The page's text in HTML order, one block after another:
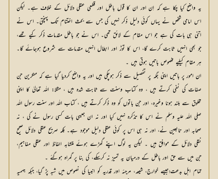
یہ واضح کیا چکا ہے کہ اِن اور ان کا قول باطل اور قطعی عقلی دلائل کے خلاف ہے۔ لیکن
اس امامی شخص نے یہاں کوئی دلیل ذکر نہیں کی جس سے بحث اختتام تک پہنچتی۔ اس نے
اتنی ہی بات کی ہے جو اس مقام کے لائق تھی۔ اس نے جو باطل مقدمات ذکر کیے تھے،
جو بھی انہیں ثابت کرے گا، اس کا توڑ اور ابطال انہیں مقدمات سے شروع ہوجائے گا۔
ہر مقام کیلیے مخصوص باتیں ہوتی ہیں ۔
ان امور پر باتیں اپنی جگہ پر تفصیل سے ذکر ہوچکی ہیں اور یہ واضح کردیا گیا ہے کہ منکرین جن
صفات کی نفی کرتے ہیں ، وہ کتاب وسنت سے ثابت شدہ ہیں ، مثلا: اللہ تعالیٰ کا اپنی
مخلوق سے بلند ہونا وغیرہ، اور جن باتوں کو وہ ذکر کرتے ہیں ، کتاب اللہ اور سنت رسول اللہ
صلی اللہ علیہ وسلم نے اس کا تذکرہ نہیں کیا اور نہ ان جیسی بات کسی رسول نے کی ، نہ
صحابہ اور تابعین نے، اور نہ ہی اس پر کوئی عقلی دلیل موجود ہے۔ بلکہ صریح عقلی دلائل صحیح
نقلی دلائل کے موافق ہیں ۔ لیکن یہ لوگ اپنے گھڑے ہوئے متشابہ الفاظ اور عقلی مفاہیم،
جن میں سے حق اور باطل کے درمیان یہ تمیز نہ کرسکے، کی بنا پر گمراہ ہوگئے ۔
تمام اہل بدعت؛جیسے خوارج، شیعہ، مرجئہ اور قدریہ کو انبیا کی نصوص میں شبہ پڑ گیا، جبکہ جہمیہ